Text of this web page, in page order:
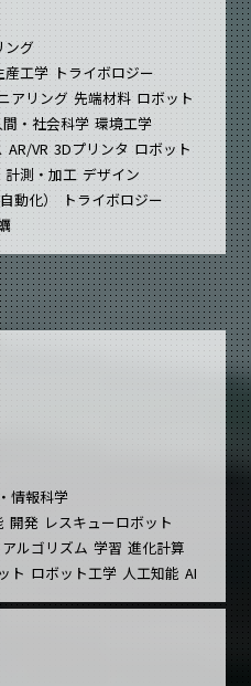
ング
産工学 トライボロジー
アリング 先端材料 ロボット
・社会科学 環境工学
AR/VR 3Dプリンタ ロボット
計測・加工 デザイン
動化） トライボロジー
情報科学
開発 レスキューロボット
アルゴリズム 学習 進化計算
ト ロボット工学 人工知能 AI